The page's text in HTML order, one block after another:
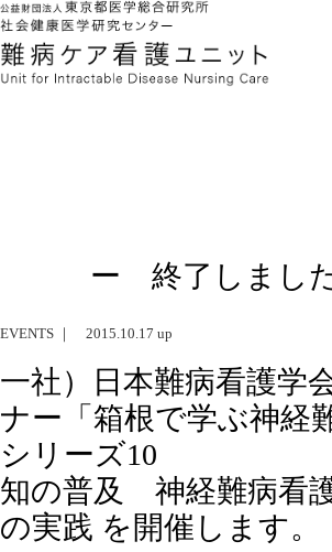
ー 終了しまし
EVENTS ｜ 2015.10.17 up
一社）日本難病看護学
ナー「箱根で学ぶ神経
シリーズ10
知の普及 神経難病看
の実践 を開催します。